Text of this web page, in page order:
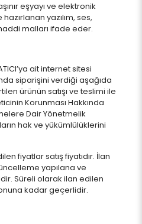
eşyayı ve elektronik
yazılım, ses,
malları ifade eder.
ait internet sitesi
siparişini verdiği aşağıda
ürünün satışı ve teslimi ile
Korunması Hakkında
Dair Yönetmelik
hak ve yükümlülüklerini
fiyatlar satış fiyatıdır. İlan
yapılana ve
Süreli olarak ilan edilen
kadar geçerlidir.